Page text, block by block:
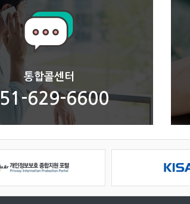
통합콜센터
629-6600